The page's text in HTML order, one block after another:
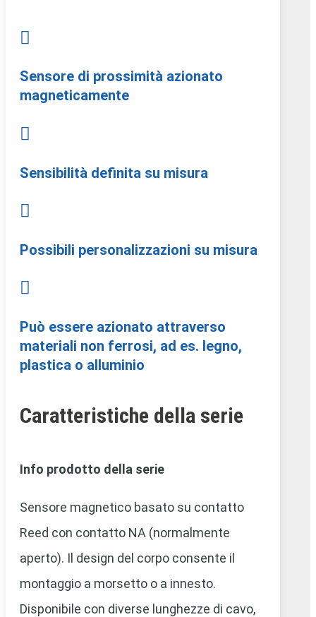

Sensore di prossimità azionato
magneticamente

Sensibilità definita su misura

Possibili personalizzazioni su misura

Può essere azionato attraverso
materiali non ferrosi, ad es. legno,
plastica o alluminio
Caratteristiche della serie
Info prodotto della serie
Sensore magnetico basato su contatto
Reed con contatto NA (normalmente
aperto). Il design del corpo consente il
montaggio a morsetto o a innesto.
Disponibile con diverse lunghezze di cavo,